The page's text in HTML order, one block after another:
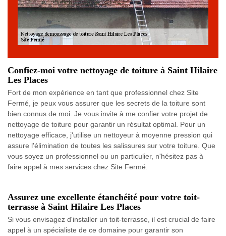
Confiez-moi votre nettoyage de toiture à Saint Hilaire
Les Places
Fort de mon expérience en tant que professionnel chez Site
Fermé, je peux vous assurer que les secrets de la toiture sont
bien connus de moi. Je vous invite à me confier votre projet de
nettoyage de toiture pour garantir un résultat optimal. Pour un
nettoyage efficace, j'utilise un nettoyeur à moyenne pression qui
assure l'élimination de toutes les salissures sur votre toiture. Que
vous soyez un professionnel ou un particulier, n'hésitez pas à
faire appel à mes services chez Site Fermé.
Assurez une excellente étanchéité pour votre toit-
terrasse à Saint Hilaire Les Places
Si vous envisagez d'installer un toit-terrasse, il est crucial de faire
appel à un spécialiste de ce domaine pour garantir son